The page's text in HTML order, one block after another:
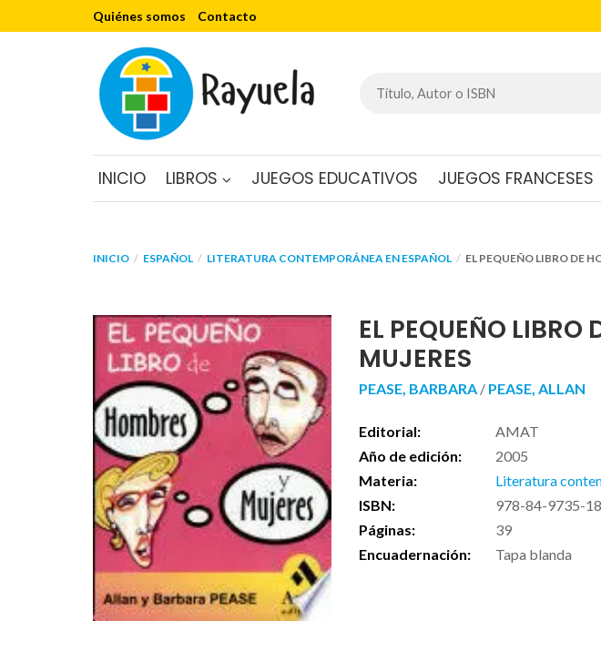
Quiénes somos Contacto
INICIO LIBROS JUEGOS EDUCATIVOS JUEGOS FRANCESES
INICIO ESPAÑOL LITERATURA CONTEMPORÁNEA EN ESPAÑOL EL PEQUEÑO LIBRO DE
EL PEQUEÑO LIBRO
MUJERES
PEASE, BARBARA / PEASE, ALLAN
Editorial:
AMAT
Año de edición:
2005
Materia:
Literatura
ISBN:
978-84-9735-
Páginas:
39
Encuadernación:
Tapa blanda